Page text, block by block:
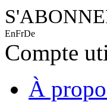
EnFrDe
Compte
À